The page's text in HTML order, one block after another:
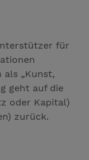
für
als „Kunst,
geht auf die
oder Kapital)
zurück.